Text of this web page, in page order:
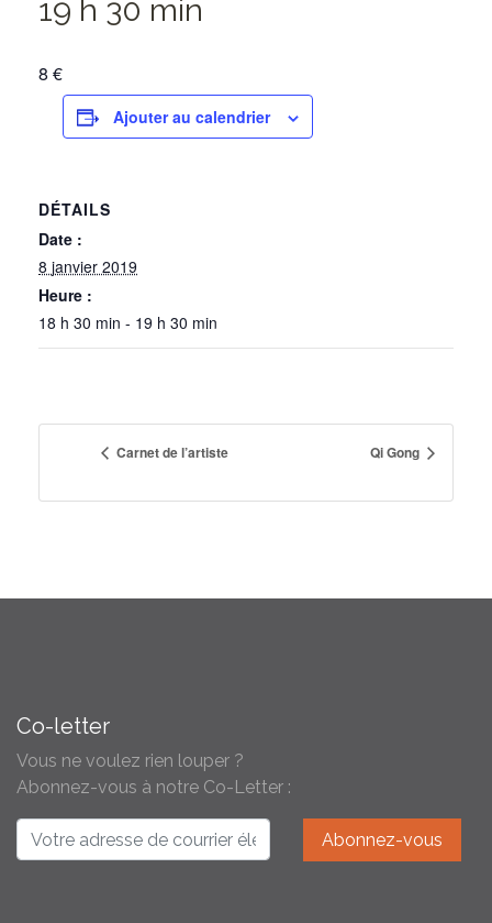
19 h 30 min
8 €
Ajouter au calendrier
DÉTAILS
Date :
8 janvier 2019
Heure :
18 h 30 min - 19 h 30 min
Carnet de l’artiste Qi Gong
Co-letter
Vous ne voulez rien louper ?
Abonnez-vous à notre Co-Letter :